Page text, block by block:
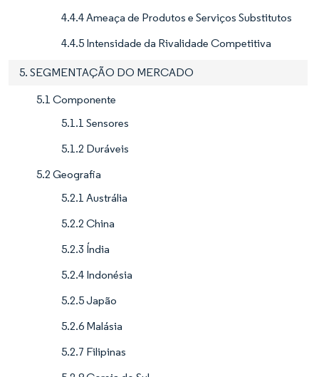
4.4.4 Ameaça de Produtos e Serviços Substitutos
4.4.5 Intensidade da Rivalidade Competitiva
5. SEGMENTAÇÃO DO MERCADO
5.1 Componente
5.1.1 Sensores
5.1.2 Duráveis
5.2 Geografia
5.2.1 Austrália
5.2.2 China
5.2.3 Índia
5.2.4 Indonésia
5.2.5 Japão
5.2.6 Malásia
5.2.7 Filipinas